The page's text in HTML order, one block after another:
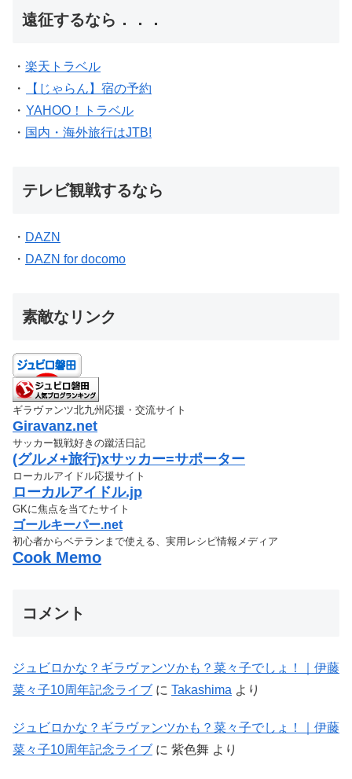
遠征するなら．．．
・ 楽天トラベル
・
【じゃらん】宿の予約
・ YAHOO！トラベル
・ 国内・海外旅行はJTB!
テレビ観戦するなら
・ DAZN
・ DAZN for docomo
素敵なリンク
ギラヴァンツ北九州応援・交流サイト
Giravanz.net
サッカー観戦好きの蹴活日記
(グルメ+旅行)xサッカー=サポーター
ローカルアイドル応援サイト
ローカルアイドル.jp
GKに焦点を当てたサイト
ゴールキーパー.net
初心者からベテランまで使える、実用レシピ情報メディア
Cook Memo
コメント
ジュビロかな？ギラヴァンツかも？菜々子でしょ！｜伊藤
菜々子10周年記念ライブ に Takashima より
ジュビロかな？ギラヴァンツかも？菜々子でしょ！｜伊藤
菜々子10周年記念ライブ に 紫色舞 より